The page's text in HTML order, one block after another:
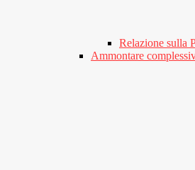
Relazione sulla
Ammontare